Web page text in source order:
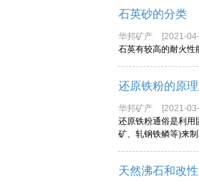
石英砂的分类
华邦矿产
[2021-
石英有较高的耐火性
还原铁粉的原
华邦矿产
[2021-
还原铁粉通俗是利用
矿、轧钢铁鳞等)来
天然沸石和改